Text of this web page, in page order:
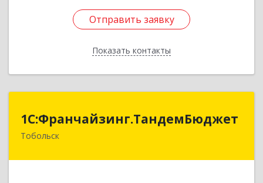
Отправить заявку
Показать контакты
Отправить заявку
Назад
1С:Франчайзинг.ТандемБюджет
Тобольск
1С:Франчайзинг.ТандемБюджет